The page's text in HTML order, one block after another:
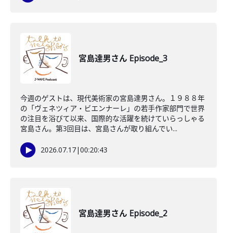
宮島達男さん Episode_3
今週のゲストは、現代美術家の宮島達男さん。１９８８年
の「ヴェネツィア・ビエンナーレ」の若手作家部門で世界
の注目を浴びて以来、国際的な活躍を続けていらっしゃる
宮島さん。第3回目は、宮島さんが取り組んでい...
2026.07.17|00:20:43
宮島達男さん Episode_2